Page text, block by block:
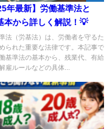
年最新】労働基準法と
本から詳しく解説！💡
法（労基法）は、労働者を守るた
られた重要な法律です。本記事で
基準法の基本から、残業代、有給
雇ルールなどの具体...